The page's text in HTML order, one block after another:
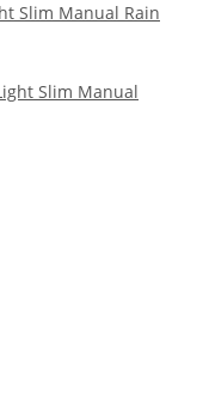
Slim Manual Rain